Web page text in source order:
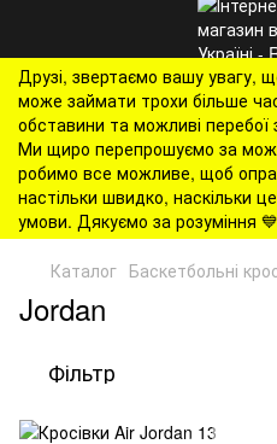
Друзі, звертаємо вашу увагу,
може займати трохи більше
обставини та можливі
Ми щиро перепрошуємо за
робимо все можливе, щоб
настільки швидко, наскільки
умови. Дякуємо за розуміння
Каталог Баскетбольні
Jordan
Фільтр